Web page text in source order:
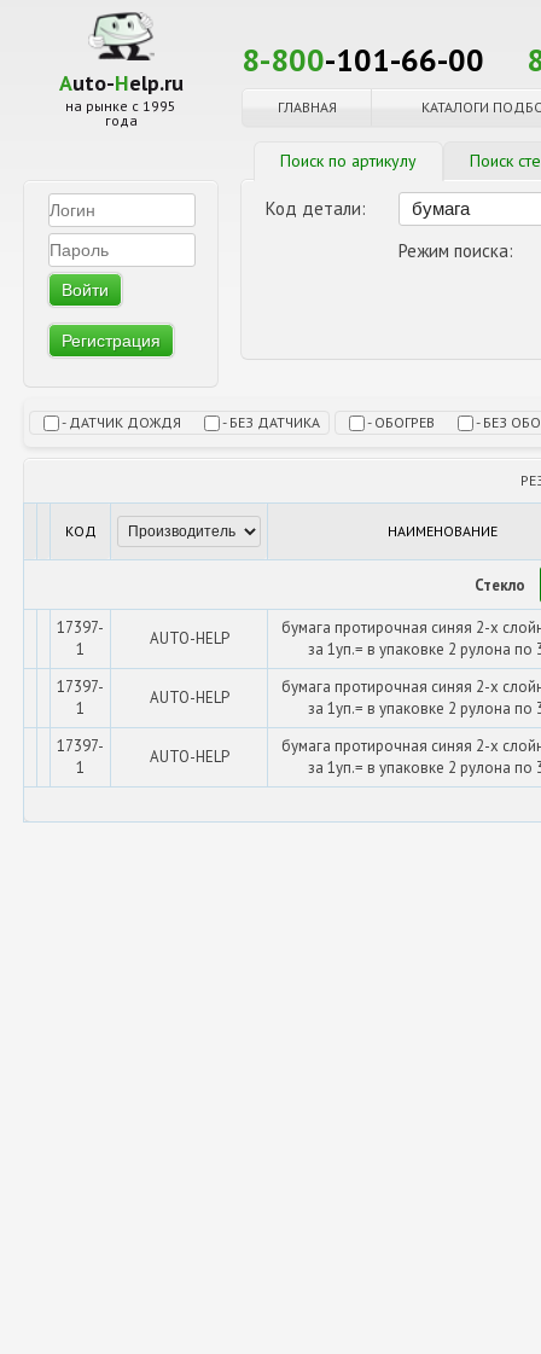
Auto-Help.ru
на рынке с 1995
года
Регистрация
8-800-101-66-00
ГЛАВНАЯ КАТАЛОГИ
Поиск по артикулу Поиск
Код детали:
Режим поиска:
- ДАТЧИК ДОЖДЯ - БЕЗ ДАТЧИКА - ОБОГРЕВ - БЕЗ
КОД НАИМЕНОВАНИЕ
Стекло
17397-
1
AUTO-HELP
бумага протирочная синяя 2-х
за 1уп.= в упаковке 2 рулона по
17397-
1
AUTO-HELP
бумага протирочная синяя 2-х
за 1уп.= в упаковке 2 рулона по
17397-
1
AUTO-HELP
бумага протирочная синяя 2-х
за 1уп.= в упаковке 2 рулона по